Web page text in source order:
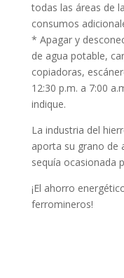
todas las áreas de
consumos
* Apagar y
de agua potable,
copiadoras,
12:30 p.m. a 7:00
indique.
La industria del
aporta su grano de
sequía ocasionada
¡El ahorro
ferromineros!